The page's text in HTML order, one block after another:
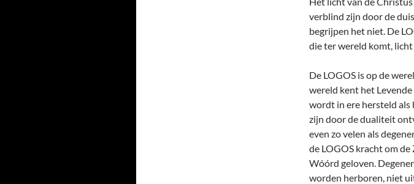
verblind zijn door de
begrijpen het niet. De
die ter wereld komt, licht
De LOGOS is op de
wereld kent het
wordt in ere hersteld als
zijn door de dualiteit
even zo velen als
de LOGOS kracht om
Wóórd geloven.
worden herboren, niet